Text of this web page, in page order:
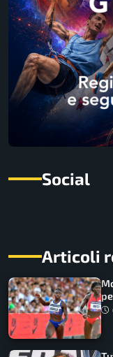
Social
Articoli